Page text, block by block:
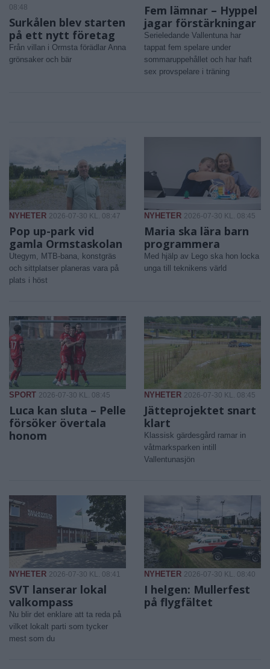
08:48
Surkålen blev starten
på ett nytt företag
Från villan i Ormsta förädlar Anna
grönsaker och bär
Fem lämnar – Hyppel
jagar förstärkningar
Serieledande Vallentuna har
tappat fem spelare under
sommaruppehållet och har haft
sex provspelare i träning
NYHETER 2026-07-30 KL. 08:47
Pop up-park vid
gamla Ormstaskolan
Utegym, MTB-bana, konstgräs
och sittplatser planeras vara på
plats i höst
NYHETER 2026-07-30 KL. 08:45
Maria ska lära barn
programmera
Med hjälp av Lego ska hon locka
unga till teknikens värld
SPORT 2026-07-30 KL. 08:45
Luca kan sluta – Pelle
försöker övertala
honom
NYHETER 2026-07-30 KL. 08:45
Jätteprojektet snart
klart
Klassisk gärdesgård ramar in
våtmarksparken intill
Vallentunasjön
NYHETER 2026-07-30 KL. 08:41
SVT lanserar lokal
valkompass
Nu blir det enklare att ta reda på
vilket lokalt parti som tycker
mest som du
NYHETER 2026-07-30 KL. 08:40
I helgen: Mullerfest
på flygfältet